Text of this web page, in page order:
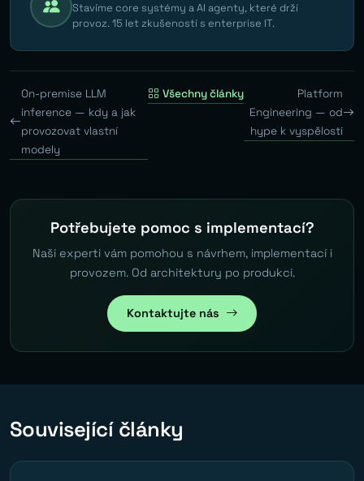
Stavíme core systémy a AI agenty, které drží
provoz. 15 let zkušeností s enterprise IT.
On-premise LLM
inference — kdy a jak
provozovat vlastní
modely
Všechny články
Platform
Engineering — od
hype k vyspělosti
Potřebujete pomoc s implementací?
Naši experti vám pomohou s návrhem, implementací i
provozem. Od architektury po produkci.
Kontaktujte nás
Související články